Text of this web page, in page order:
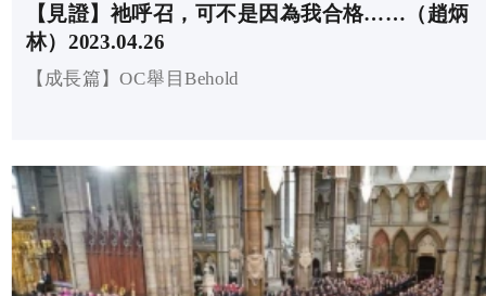
【見證】祂呼召，可不是因為我合格……（趙炳
林）2023.04.26
【成長篇】OC舉目Behold